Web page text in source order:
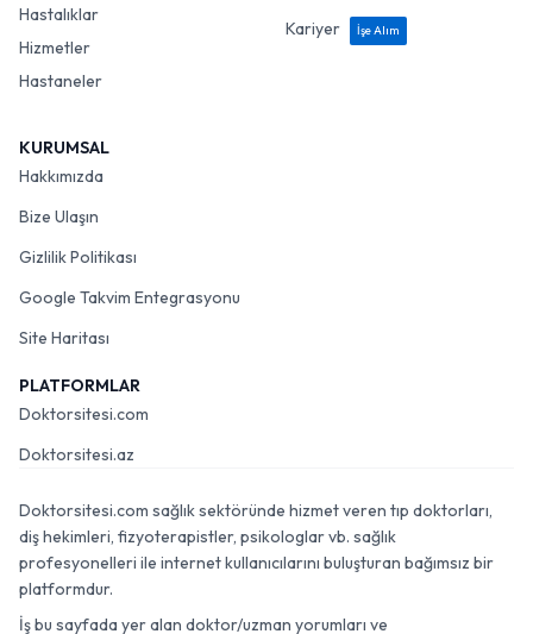
Hastalıklar
Hizmetler
Hastaneler
Kariyer
İşe Alım
KURUMSAL
Hakkımızda
Bize Ulaşın
Gizlilik Politikası
Google Takvim Entegrasyonu
Site Haritası
PLATFORMLAR
Doktorsitesi.com
Doktorsitesi.az
Doktorsitesi.com sağlık sektöründe hizmet veren tıp doktorları,
diş hekimleri, fizyoterapistler, psikologlar vb. sağlık
profesyonelleri ile internet kullanıcılarını buluşturan bağımsız bir
platformdur.
İş bu sayfada yer alan doktor/uzman yorumları ve